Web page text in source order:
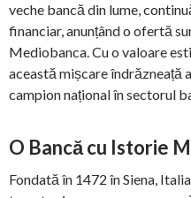
veche bancă din lume,
financiar, anunțând o ofertă
Mediobanca. Cu o valoare
această mișcare îndrăzneață
campion național în sectorul
O Bancă cu Istorie
Fondată în 1472 în Siena,